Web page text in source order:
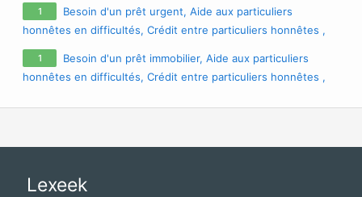
cherylgremont3@gmail.com
1
Besoin d'un prêt urgent, Aide aux particuliers
honnêtes en difficultés, Crédit entre particuliers honnêtes ,
Prêt personnel sans passer par une banque , Prêt entre
particuliers honnêtes en France et La Belgique , Prêt
personnel sans passer par une banque :
cherylgremont3@gmail.com
1
Besoin d'un prêt immobilier, Aide aux particuliers
honnêtes en difficultés, Crédit entre particuliers honnêtes ,
cherylgremont3@gmail.com
Lexeek